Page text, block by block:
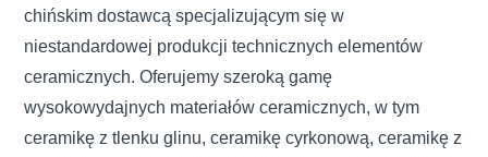
chińskim dostawcą specjalizującym się w
niestandardowej produkcji technicznych elementów
ceramicznych. Oferujemy szeroką gamę
wysokowydajnych materiałów ceramicznych, w tym
ceramikę z tlenku glinu, ceramikę cyrkonową, ceramikę z